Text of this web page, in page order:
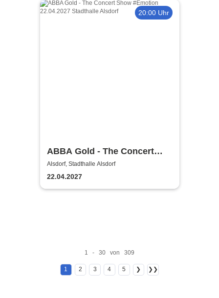
20:00 Uhr
ABBA Gold - The Concert
Show #Emotion
Alsdorf, Stadthalle Alsdorf
22.04.2027
1 - 30 von 309
1 2 3 4 5 ❯ ❯❯